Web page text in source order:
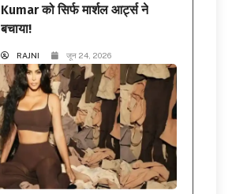
Kumar को सिर्फ मार्शल आर्ट्स ने
बचाया!
RAJNI जून 24, 2026